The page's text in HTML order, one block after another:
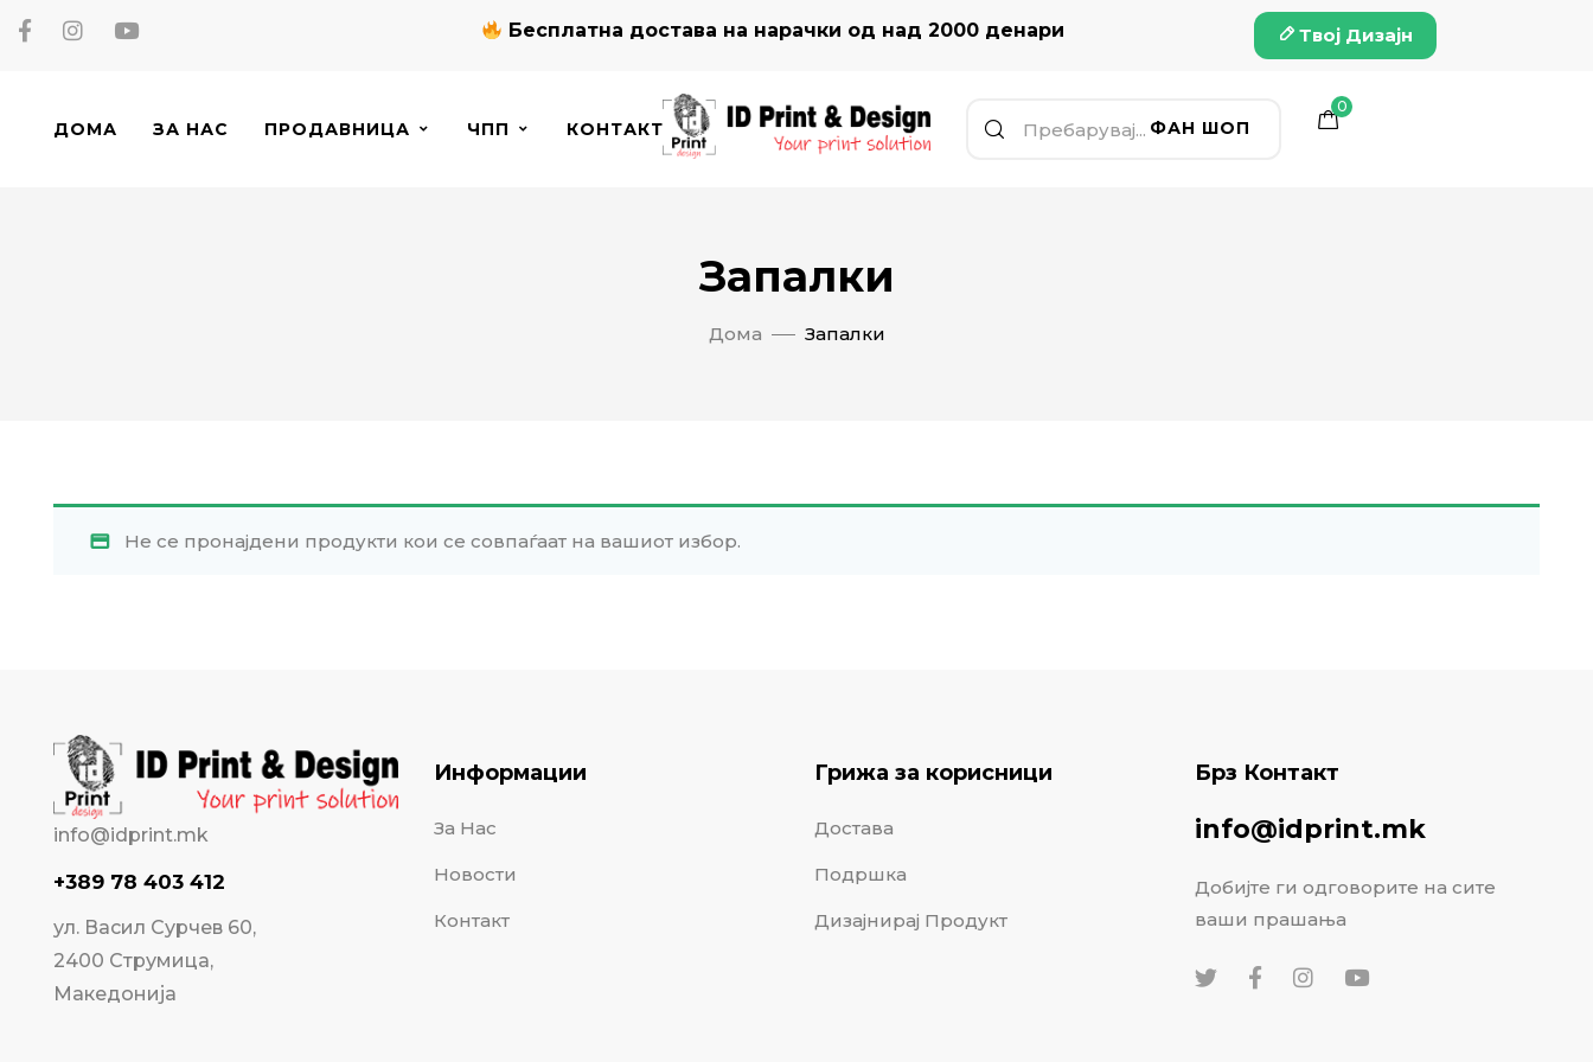
Бесплатна достава на нарачки од над 2000 денари Твој Дизајн
ДОМА ЗА НАС ПРОДАВНИЦА ЧПП КОНТАКТ ФАН ШОП
0
Запалки
Дома Запалки
Не се пронајдени продукти кои се совпаѓаат на вашиот избор.
info@idprint.mk
+389 78 403 412
ул. Васил Сурчев 60,
2400 Струмица,
Македонија
Информации
За Нас
Новости
Контакт
Грижа за корисници
Достава
Подршка
Дизајнирај Продукт
Брз Контакт
info@idprint.mk
Добијте ги одговорите на сите
ваши прашања